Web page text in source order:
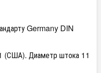
Germany DIN
(США). Диаметр штока 11